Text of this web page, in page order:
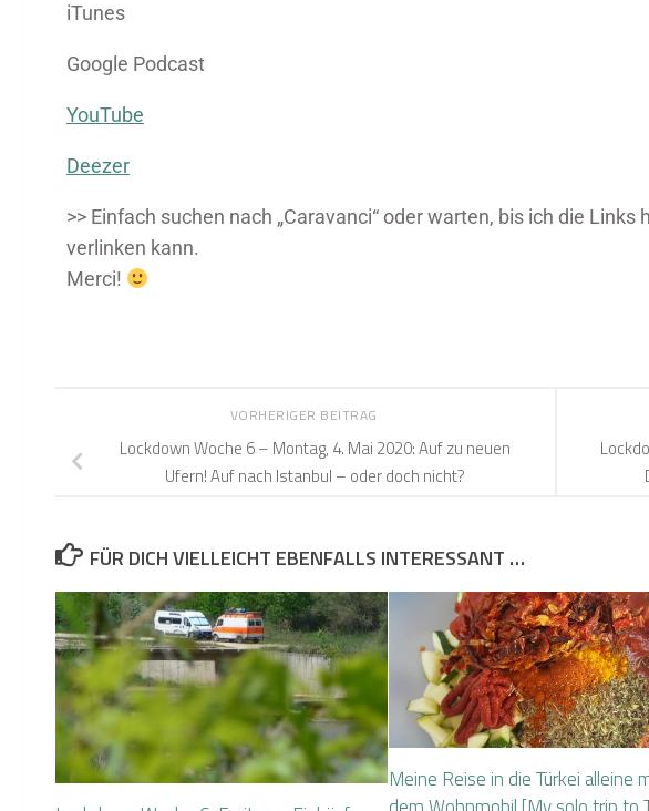
iTunes
Google Podcast
YouTube
Deezer
>> Einfach suchen nach „Caravanci“ oder warten, bis ich die
verlinken kann.
Merci!
VORHERIGER BEITRAG
Lockdown Woche 6 – Montag, 4. Mai 2020: Auf zu neuen
Ufern! Auf nach Istanbul – oder doch nicht?
FÜR DICH VIELLEICHT EBENFALLS INTERESSANT …
Meine Reise in die Türkei alleine